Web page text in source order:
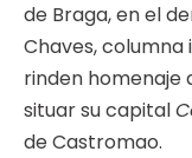
de Braga, en el
Chaves,
rinden homenaje
situar su capital
de Castromao.